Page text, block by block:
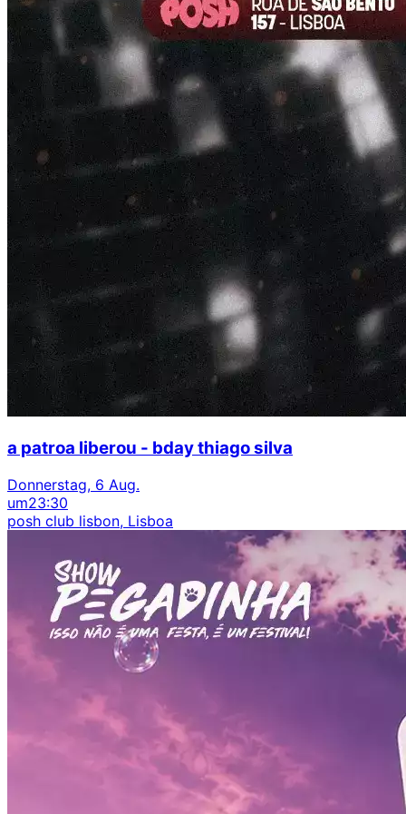
a patroa liberou - bday thiago silva
Donnerstag, 6 Aug.
um23:30
posh club lisbon, Lisboa